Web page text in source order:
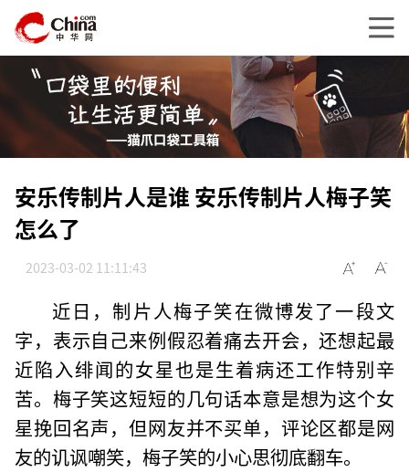
安乐传制片人是谁 安乐传制片人梅子笑
怎么了
2023-03-02 11:11:43
近日，制片人梅子笑在微博发了一段文
字，表示自己来例假忍着痛去开会，还想起最
近陷入绯闻的女星也是生着病还工作特别辛
苦。梅子笑这短短的几句话本意是想为这个女
星挽回名声，但网友并不买单，评论区都是网
友的讥讽嘲笑，梅子笑的小心思彻底翻车。